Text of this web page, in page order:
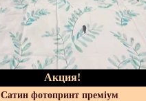
Акция!
Сатин фотопринт преміум